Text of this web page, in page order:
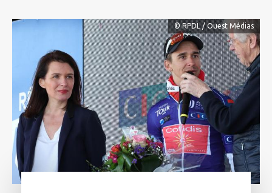
© RPDL / Ouest Médias